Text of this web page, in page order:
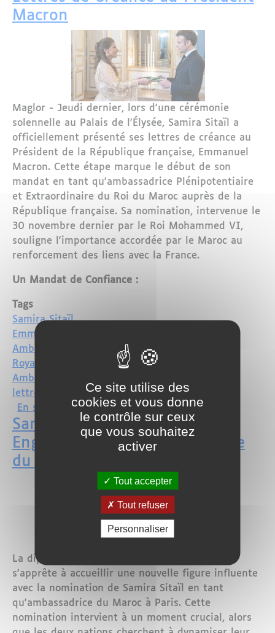
Macron
Maglor - Jeudi dernier, lors d'une cérémonie
solennelle au Palais de l'Élysée, Samira Sitaïl a
officiellement présenté ses lettres de créance au
Président de la République française, Emmanuel
Macron. Cette étape marque le début de son
mandat en tant qu'ambassadrice Plénipotentiaire
et Extraordinaire du Roi du Maroc auprès de la
République française. Sa nomination, intervenue le
30 novembre dernier par le Roi Mohammed VI,
souligne l'importance accordée par le Maroc au
renforcement des liens avec la France.
Un Mandat de Confiance :
Tags
Samira Sitaïl
Emmanuel Macron
Ambassadrice
Royaume du Maroc
Ambassade du Maroc
lettres de créance
En savoir plussur Samira Sitaïl Présente ses Lettres
Samira Sitaïl: Une Journaliste
Engagée Devient Ambassadrice
du Maroc en France
La diplomatie entre le Maroc et la France
s'apprête à accueillir une nouvelle figure influente
avec la nomination de Samira Sitaïl en tant
qu'ambassadrice du Maroc à Paris. Cette
nomination intervient à un moment crucial, alors
Ce site utilise des
cookies et vous donne
le contrôle sur ceux
que vous souhaitez
activer
Tout accepter
Tout refuser
Personnaliser